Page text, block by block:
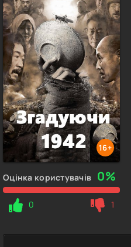
16+
Оцінка користувачів 0%
0 1